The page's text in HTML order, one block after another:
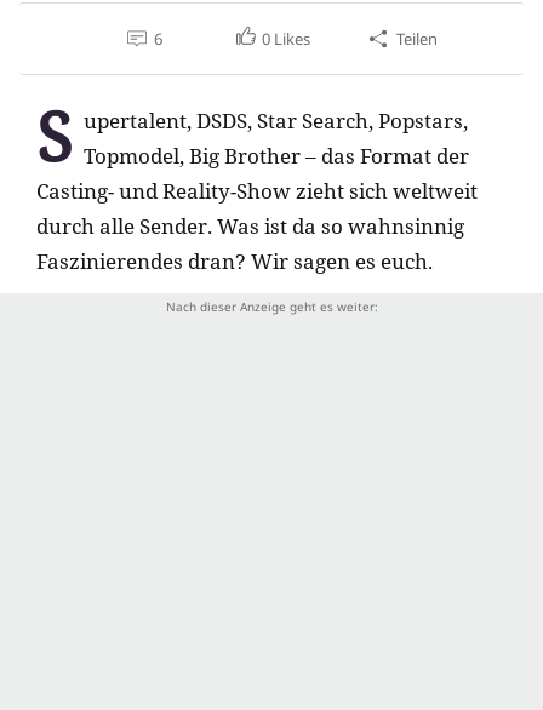
6 0 Likes Teilen
S upertalent, DSDS, Star Search, Popstars,
Topmodel, Big Brother – das Format der
Casting- und Reality-Show zieht sich weltweit
durch alle Sender. Was ist da so wahnsinnig
Faszinierendes dran? Wir sagen es euch.